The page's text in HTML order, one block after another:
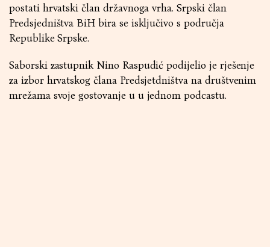
postati hrvatski član državnoga vrha. Srpski član
Predsjedništva BiH bira se isključivo s područja
Republike Srpske.
Saborski zastupnik Nino Raspudić podijelio je rješenje
za izbor hrvatskog člana Predsjetdništva na društvenim
mrežama svoje gostovanje u u jednom podcastu.